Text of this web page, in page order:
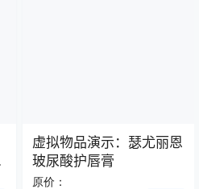
虚拟物品演示：瑟尤丽恩
玻尿酸护唇膏
原价：